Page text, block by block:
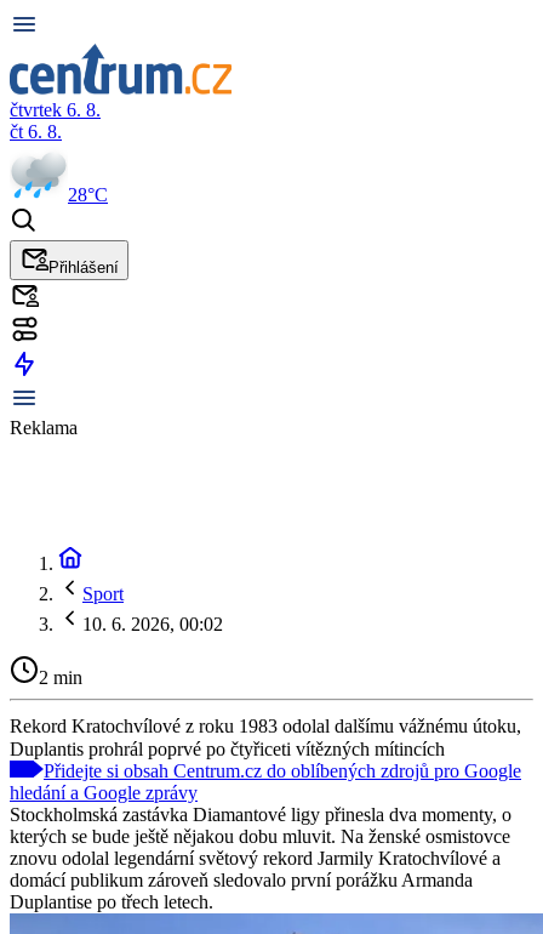
čtvrtek 6. 8.
čt 6. 8.
28°C
Přihlášení
Reklama
Sport
10. 6. 2026, 00:02
2 min
Rekord Kratochvílové z roku 1983 odolal dalšímu vážnému útoku,
Duplantis prohrál poprvé po čtyřiceti vítězných mítincích
Přidejte si obsah Centrum.cz do oblíbených zdrojů pro Google
hledání a Google zprávy
Stockholmská zastávka Diamantové ligy přinesla dva momenty, o
kterých se bude ještě nějakou dobu mluvit. Na ženské osmistovce
znovu odolal legendární světový rekord Jarmily Kratochvílové a
domácí publikum zároveň sledovalo první porážku Armanda
Duplantise po třech letech.